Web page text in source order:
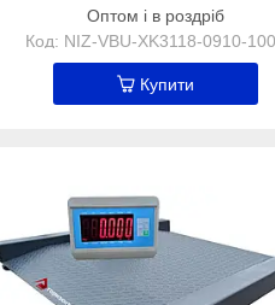
Оптом і в роздріб
NIZ-VBU-XK3118-0910-
Купити